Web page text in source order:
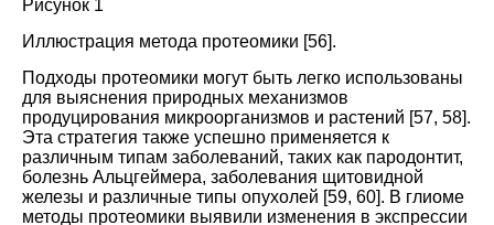
Рисунок 1
Иллюстрация метода протеомики [56].
Подходы протеомики могут быть легко использованы
для выяснения природных механизмов
продуцирования микроорганизмов и растений [57, 58].
Эта стратегия также успешно применяется к
различным типам заболеваний, таких как пародонтит,
болезнь Альцгеймера, заболевания щитовидной
железы и различные типы опухолей [59, 60]. В глиоме
методы протеомики выявили изменения в экспрессии